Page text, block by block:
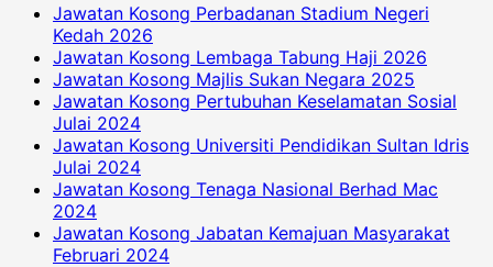
Jawatan Kosong Perbadanan Stadium Negeri
Kedah 2026
Jawatan Kosong Lembaga Tabung Haji 2026
Jawatan Kosong Majlis Sukan Negara 2025
Jawatan Kosong Pertubuhan Keselamatan Sosial
Julai 2024
Jawatan Kosong Universiti Pendidikan Sultan Idris
Julai 2024
Jawatan Kosong Tenaga Nasional Berhad Mac
2024
Jawatan Kosong Jabatan Kemajuan Masyarakat
Februari 2024